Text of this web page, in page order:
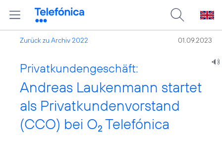
Zurück zu Archiv 2022 01.09.2023
Privatkundengeschäft:
Andreas Laukenmann startet
als Privatkundenvorstand
(CCO) bei O2 Telefónica